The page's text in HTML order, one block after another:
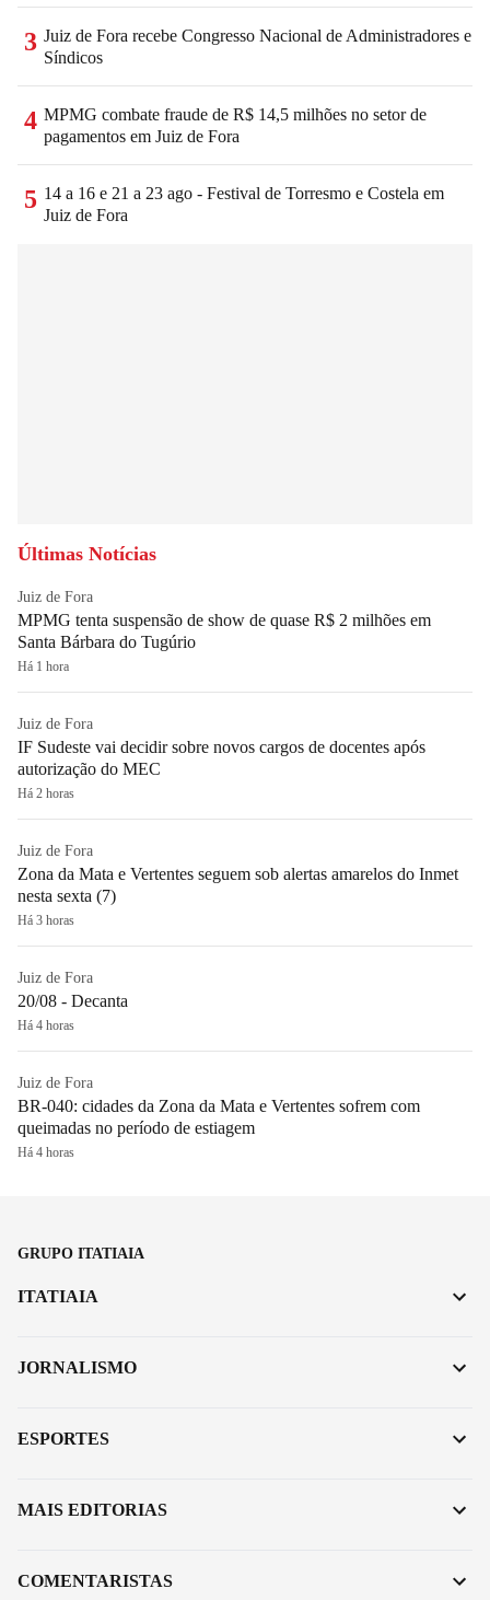
3 Juiz de Fora recebe Congresso Nacional de Administradores e
Síndicos
4 MPMG combate fraude de R$ 14,5 milhões no setor de
pagamentos em Juiz de Fora
5 14 a 16 e 21 a 23 ago - Festival de Torresmo e Costela em
Juiz de Fora
Últimas Notícias
Juiz de Fora
MPMG tenta suspensão de show de quase R$ 2 milhões em
Santa Bárbara do Tugúrio
Há 1 hora
Juiz de Fora
IF Sudeste vai decidir sobre novos cargos de docentes após
autorização do MEC
Há 2 horas
Juiz de Fora
Zona da Mata e Vertentes seguem sob alertas amarelos do Inmet
nesta sexta (7)
Há 3 horas
Juiz de Fora
20/08 - Decanta
Há 4 horas
Juiz de Fora
BR-040: cidades da Zona da Mata e Vertentes sofrem com
queimadas no período de estiagem
Há 4 horas
GRUPO ITATIAIA
ITATIAIA
JORNALISMO
ESPORTES
MAIS EDITORIAS
COMENTARISTAS